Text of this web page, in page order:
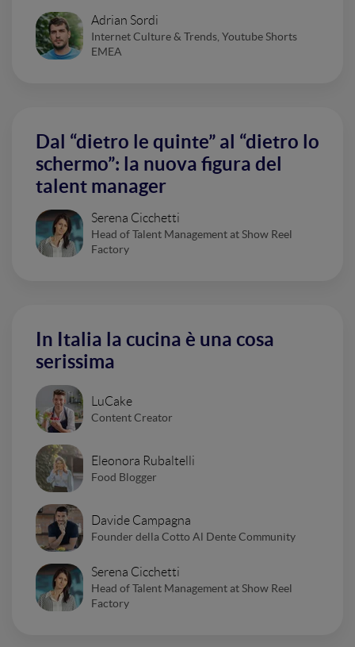
Adrian Sordi
Internet Culture & Trends, Youtube Shorts
EMEA
Dal “dietro le quinte” al “dietro lo
schermo”: la nuova figura del
talent manager
Serena Cicchetti
Head of Talent Management at Show Reel
Factory
In Italia la cucina è una cosa
serissima
LuCake
Content Creator
Eleonora Rubaltelli
Food Blogger
Davide Campagna
Founder della Cotto Al Dente Community
Serena Cicchetti
Head of Talent Management at Show Reel
Factory